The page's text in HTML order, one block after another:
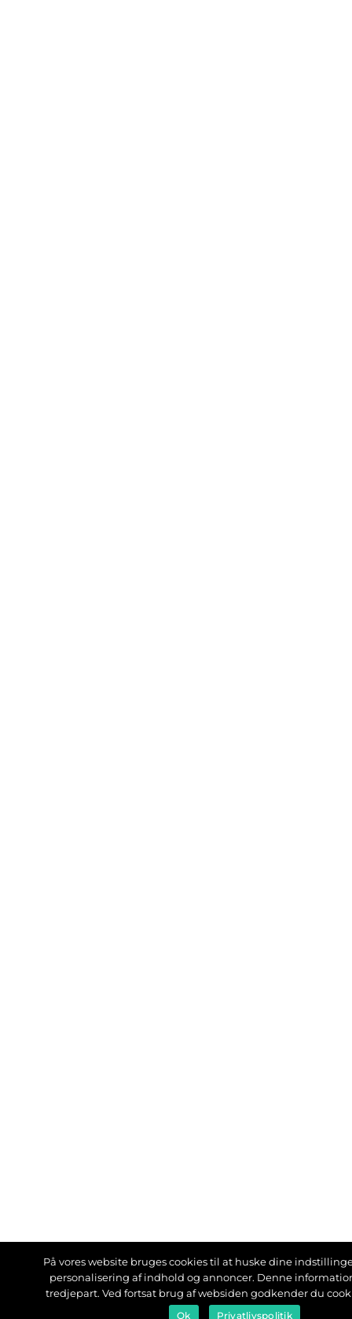
På vores website bruges cookies til at huske dine
personalisering af indhold og annoncer. Denne
tredjepart. Ved fortsat brug af websiden godkender du
Ok Privatlivspolitik